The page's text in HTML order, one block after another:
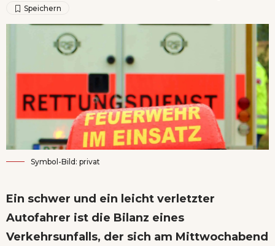
Symbol-Bild: privat
Ein schwer und ein leicht verletzter
Autofahrer ist die Bilanz eines
Verkehrsunfalls, der sich am Mittwochabend